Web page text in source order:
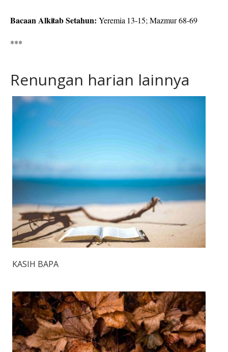
Bacaan Alkitab Setahun: Yeremia 13-15; Mazmur 68-69
***
Renungan harian lainnya
KASIH BAPA